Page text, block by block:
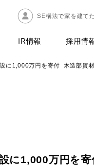
IR情報 採用情
SE構法で家を建て
に1,000万円を寄付 木造部資
に1,000万円を